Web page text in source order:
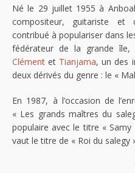
Né le 29 juillet 1955 à
compositeur, guitariste et
contribué à populariser dans
fédérateur de la grande
Clément et Tianjama, un des
deux dérivés du genre : le «
En 1987, à l’occasion de
« Les grands maîtres du
populaire avec le titre «
vaut le titre de « Roi du salegy